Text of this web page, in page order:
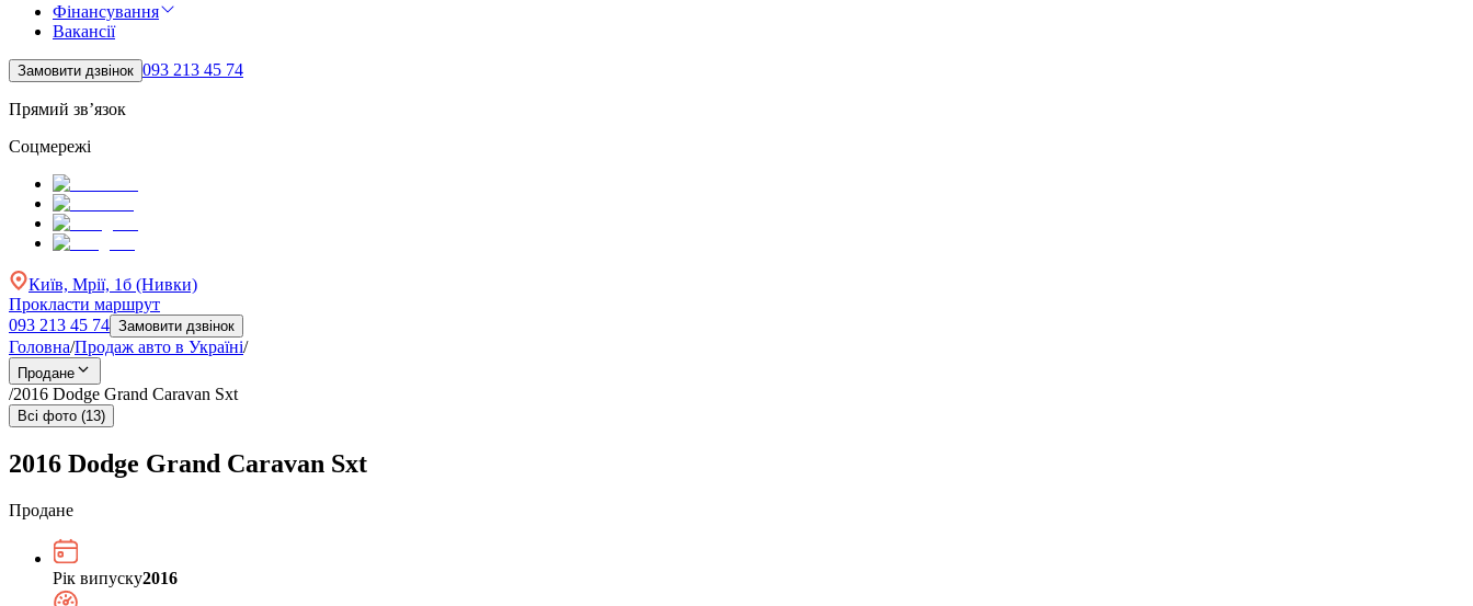
Фінансування
Вакансії
Замовити дзвінок 093 213 45 74
Прямий зв’язок
Соцмережі
Київ, Мрії, 1б (Нивки)
Прокласти маршрут
093 213 45 74 Замовити дзвінок
Головна/Продаж авто в Україні/
Продане
/2016 Dodge Grand Caravan Sxt
Всі фото (13)
2016 Dodge Grand Caravan Sxt
Продане
Рік випуску2016